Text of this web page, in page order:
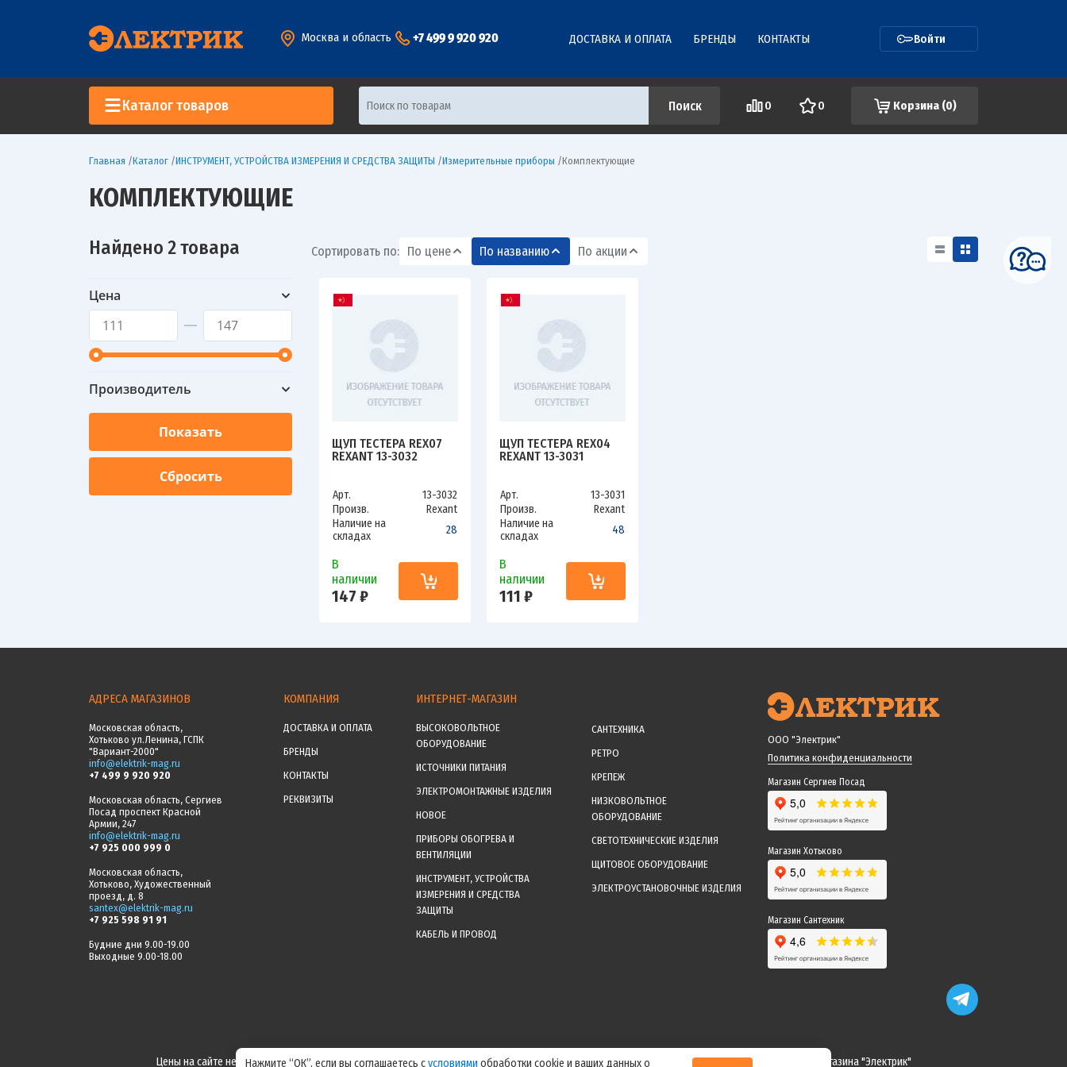
Москва и область +7 499 9 920 920 ДОСТАВКА И ОПЛАТА БРЕНДЫ КОНТАКТЫ Войти
Каталог товаров 0 0 Корзина (0)
Главная /Каталог /ИНСТРУМЕНТ, УСТРОЙСТВА ИЗМЕРЕНИЯ И СРЕДСТВА ЗАЩИТЫ /Измерительные приборы /Комплектующие
КОМПЛЕКТУЮЩИЕ
Найдено 2 товара
Цена
Производитель
Сортировать по: По цене По названию По акции
ЩУП ТЕСТЕРА REX07
REXANT 13-3032
Арт.
13-3032
Произв.
Rexant
Наличие на
складах
28
В
наличии
147 ₽
ЩУП ТЕСТЕРА REX04
REXANT 13-3031
Арт.
13-3031
Произв.
Rexant
Наличие на
складах
48
В
наличии
111 ₽
АДРЕСА МАГАЗИНОВ
Московская область,
Хотьково ул.Ленина, ГСПК
"Вариант-2000"
info@elektrik-mag.ru
+7 499 9 920 920
Московская область, Сергиев
Посад проспект Красной
Армии, 247
info@elektrik-mag.ru
+7 925 000 999 0
Московская область,
Хотьково, Художественный
проезд, д. 8
santex@elektrik-mag.ru
+7 925 598 91 91
Будние дни 9.00-19.00
Выходные 9.00-18.00
КОМПАНИЯ
ДОСТАВКА И ОПЛАТА
БРЕНДЫ
КОНТАКТЫ
РЕКВИЗИТЫ
ИНТЕРНЕТ-МАГАЗИН
ВЫСОКОВОЛЬТНОЕ
ОБОРУДОВАНИЕ
ИСТОЧНИКИ ПИТАНИЯ
ЭЛЕКТРОМОНТАЖНЫЕ ИЗДЕЛИЯ
НОВОЕ
ПРИБОРЫ ОБОГРЕВА И
ВЕНТИЛЯЦИИ
ИНСТРУМЕНТ, УСТРОЙСТВА
ИЗМЕРЕНИЯ И СРЕДСТВА
ЗАЩИТЫ
КАБЕЛЬ И ПРОВОД
САНТЕХНИКА
РЕТРО
КРЕПЕЖ
НИЗКОВОЛЬТНОЕ
ОБОРУДОВАНИЕ
СВЕТОТЕХНИЧЕСКИЕ ИЗДЕЛИЯ
ЩИТОВОЕ ОБОРУДОВАНИЕ
ЭЛЕКТРОУСТАНОВОЧНЫЕ ИЗДЕЛИЯ
ООО "Электрик"
Политика конфиденциальности
Магазин Сергиев Посад
Магазин Хотьково
Магазин Сантехник
Цены на сайте не являются офертой! Актуальные цены уточняйте у менеджера после оформления заказа! Спасибо за понимание! Команда магазина "Электрик"
Нажмите “ОК”, если вы соглашаетесь сусловиями обработки cookie и ваших данных о